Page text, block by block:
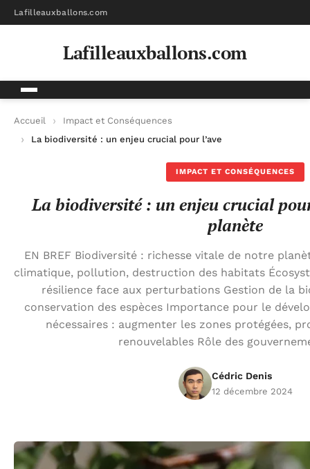
Lafilleauxballons.com
Lafilleauxballons.com
Accueil
Impact et Conséquences
La biodiversité : un enjeu crucial pour l’avenir de notre
IMPACT ET CONSÉQUENCES
La biodiversité : un enjeu crucial
planète
EN BREF Biodiversité : richesse vitale de notre
climatique, pollution, destruction des habitats
résilience face aux perturbations Gestion de la
conservation des espèces Importance pour le
nécessaires : augmenter les zones protégées,
renouvelables Rôle des
Cédric Denis
12 décembre 2024